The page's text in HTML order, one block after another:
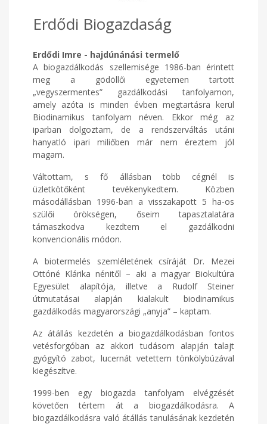
Erdődi Biogazdaság
Erdődi Imre - hajdúnánási termelő
A biogazdálkodás szellemisége 1986-ban érintett
meg a gödöllői egyetemen tartott
„vegyszermentes” gazdálkodási tanfolyamon,
amely azóta is minden évben megtartásra kerül
Biodinamikus tanfolyam néven. Ekkor még az
iparban dolgoztam, de a rendszerváltás utáni
hanyatló ipari miliőben már nem éreztem jól
magam.
Váltottam, s fő állásban több cégnél is
üzletkötőként tevékenykedtem. Közben
másodállásban 1996-ban a visszakapott 5 ha-os
szülői örökségen, őseim tapasztalatára
támaszkodva kezdtem el gazdálkodni
konvencionális módon.
A biotermelés szemléletének csíráját Dr. Mezei
Ottóné Klárika nénitől – aki a magyar Biokultúra
Egyesület alapítója, illetve a Rudolf Steiner
útmutatásai alapján kialakult biodinamikus
gazdálkodás magyarországi „anyja” – kaptam.
Az átállás kezdetén a biogazdálkodásban fontos
vetésforgóban az akkori tudásom alapján talajt
gyógyító zabot, lucernát vetettem tönkölybúzával
kiegészítve.
1999-ben egy biogazda tanfolyam elvégzését
követően tértem át a biogazdálkodásra. A
biogazdálkodásra való átállás tanulásának kezdetén